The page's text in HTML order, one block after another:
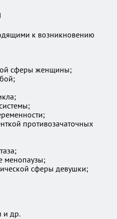
к возникновению
сферы женщины;
противозачаточных
менопаузы;
сферы девушки;
и др.